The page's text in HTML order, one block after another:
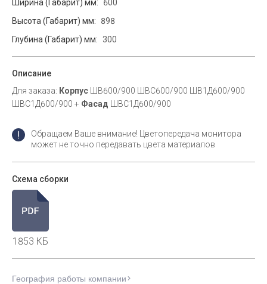
Ширина (Габарит) мм:
600
Высота (Габарит) мм:
898
Глубина (Габарит) мм: 300
Описание
Для заказа: Корпус ШВ600/900 ШВС600/900 ШВ1Д600/900
ШВС1Д600/900 + Фасад ШВС1Д600/900
Обращаем Ваше внимание! Цветопередача монитора
может не точно передавать цвета материалов
Схема сборки
1853 КБ
География работы компании